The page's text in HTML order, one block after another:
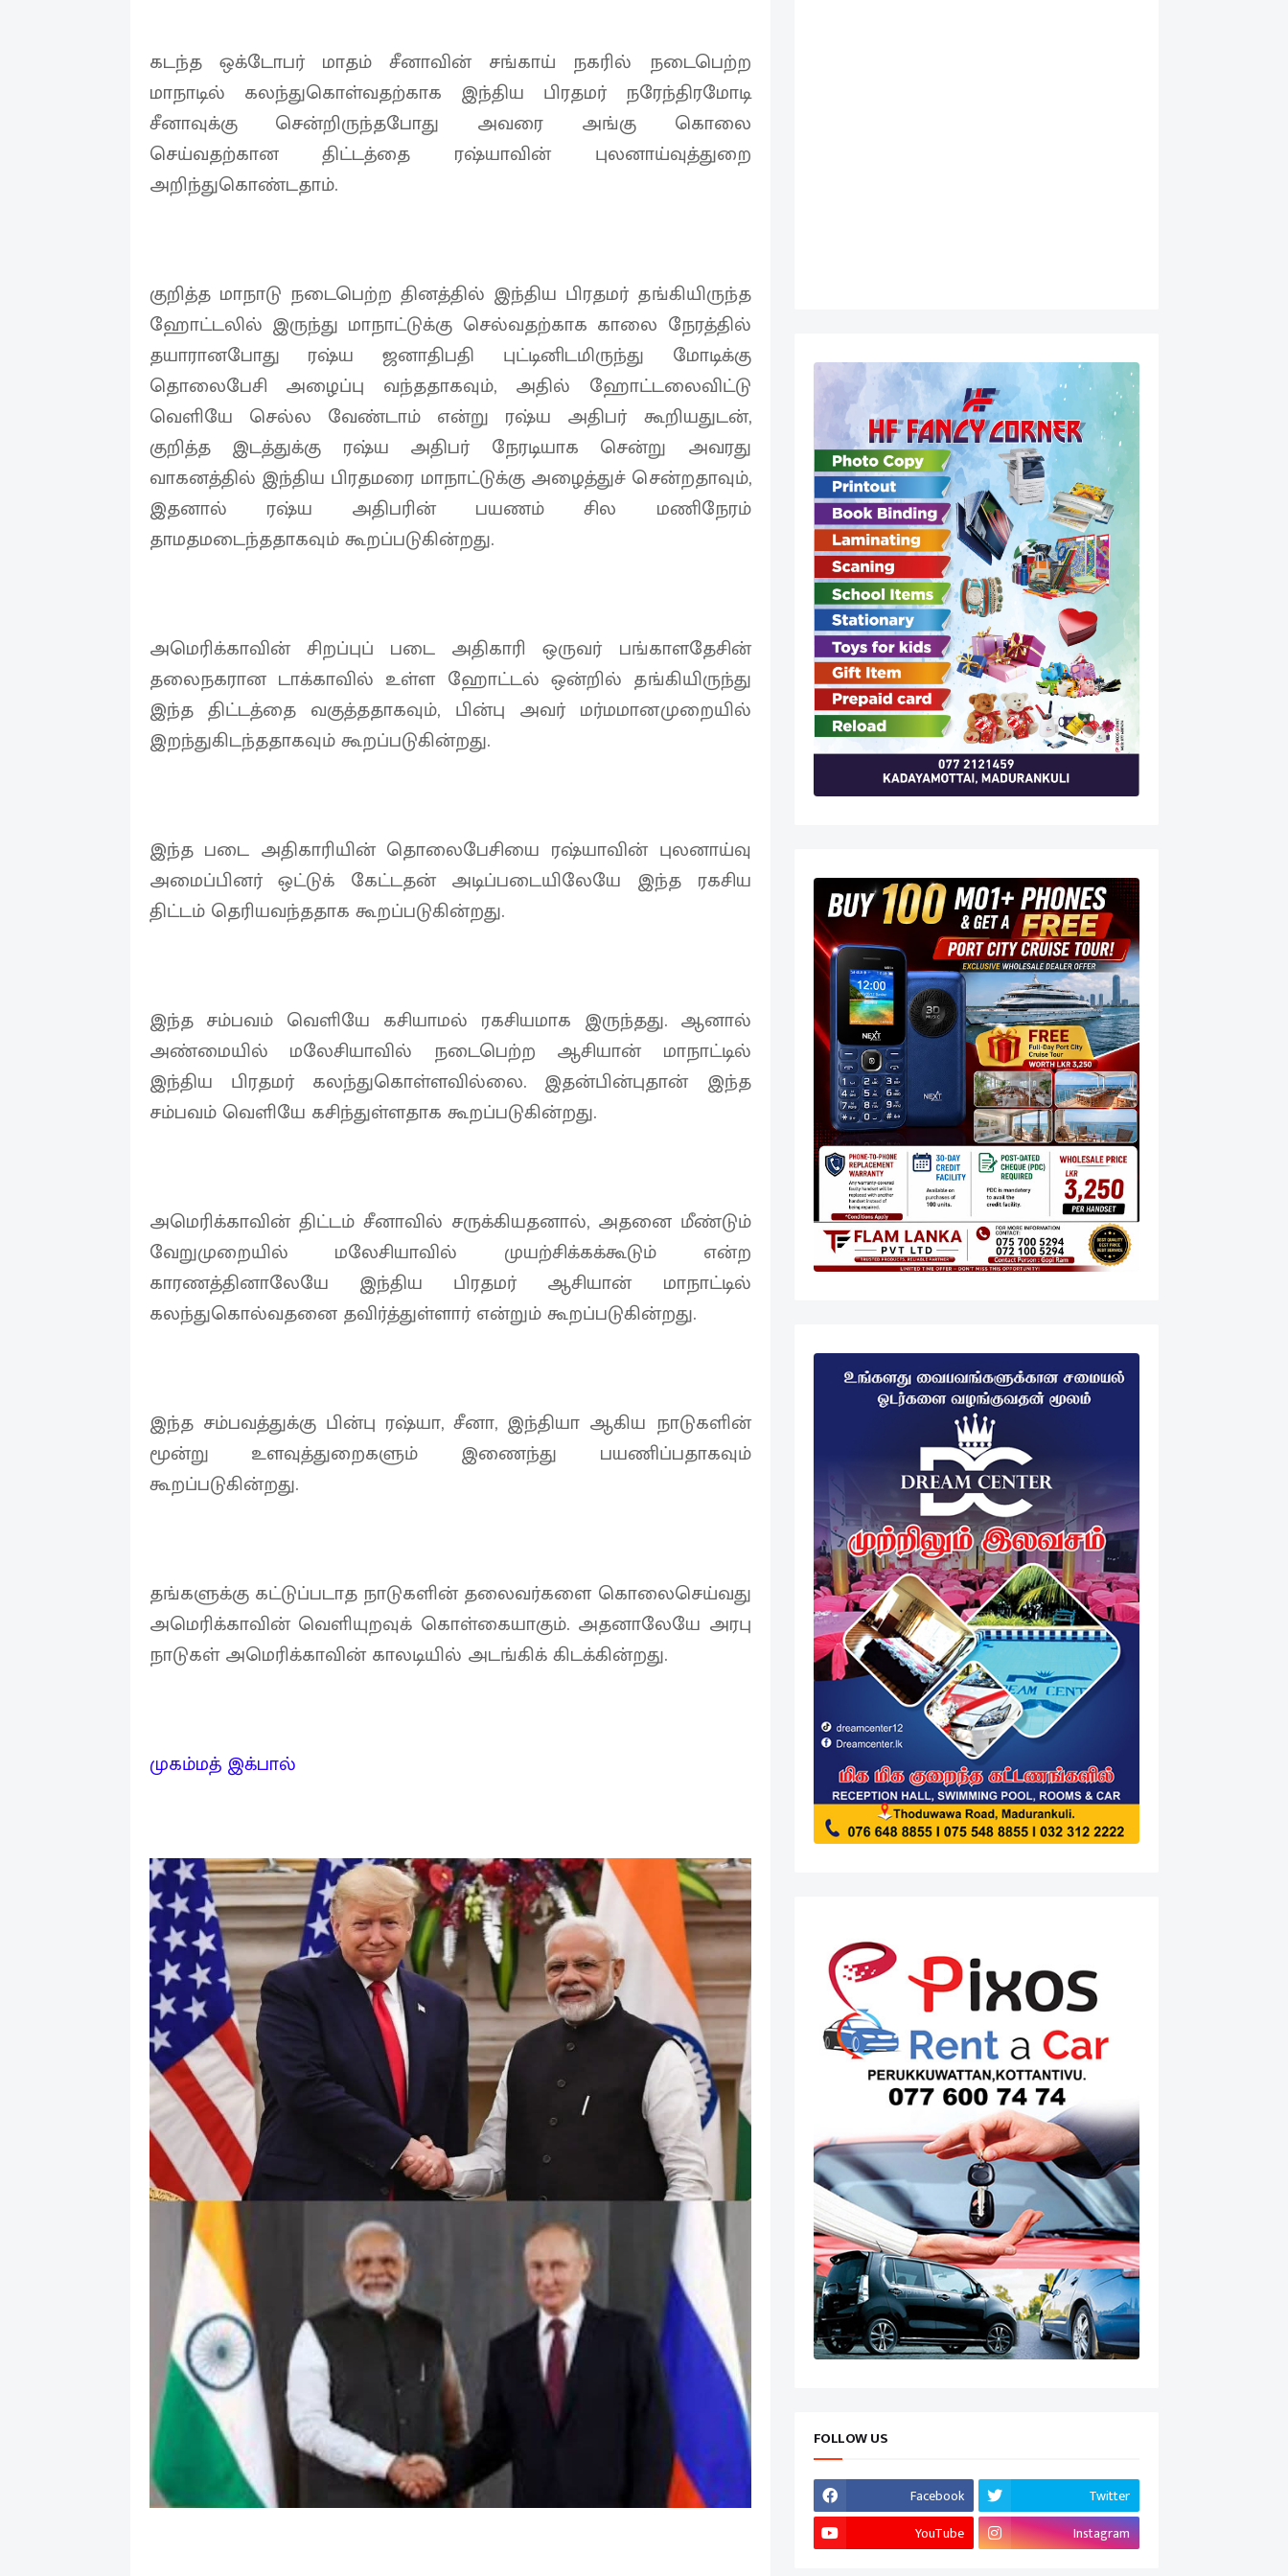
கடந்த ஒக்டோபர் மாதம் சீனாவின் சங்காய் நகரில் நடைபெற்ற
மாநாடில் கலந்துகொள்வதற்காக இந்திய பிரதமர் நரேந்திரமோடி
சீனாவுக்கு சென்றிருந்தபோது அவரை அங்கு கொலை
செய்வதற்கான திட்டத்தை ரஷ்யாவின் புலனாய்வுத்துறை
அறிந்துகொண்டதாம்.
குறித்த மாநாடு நடைபெற்ற தினத்தில் இந்திய பிரதமர் தங்கியிருந்த
ஹோட்டலில் இருந்து மாநாட்டுக்கு செல்வதற்காக காலை நேரத்தில்
தயாரானபோது ரஷ்ய ஜனாதிபதி புட்டினிடமிருந்து மோடிக்கு
தொலைபேசி அழைப்பு வந்ததாகவும், அதில் ஹோட்டலைவிட்டு
வெளியே செல்ல வேண்டாம் என்று ரஷ்ய அதிபர் கூறியதுடன்,
குறித்த இடத்துக்கு ரஷ்ய அதிபர் நேரடியாக சென்று அவரது
வாகனத்தில் இந்திய பிரதமரை மாநாட்டுக்கு அழைத்துச் சென்றதாவும்,
இதனால் ரஷ்ய அதிபரின் பயணம் சில மணிநேரம்
தாமதமடைந்ததாகவும் கூறப்படுகின்றது.
அமெரிக்காவின் சிறப்புப் படை அதிகாரி ஒருவர் பங்காளதேசின்
தலைநகரான டாக்காவில் உள்ள ஹோட்டல் ஒன்றில் தங்கியிருந்து
இந்த திட்டத்தை வகுத்ததாகவும், பின்பு அவர் மர்மமானமுறையில்
இறந்துகிடந்ததாகவும் கூறப்படுகின்றது.
இந்த படை அதிகாரியின் தொலைபேசியை ரஷ்யாவின் புலனாய்வு
அமைப்பினர் ஒட்டுக் கேட்டதன் அடிப்படையிலேயே இந்த ரகசிய
திட்டம் தெரியவந்ததாக கூறப்படுகின்றது.
இந்த சம்பவம் வெளியே கசியாமல் ரகசியமாக இருந்தது. ஆனால்
அண்மையில் மலேசியாவில் நடைபெற்ற ஆசியான் மாநாட்டில்
இந்திய பிரதமர் கலந்துகொள்ளவில்லை. இதன்பின்புதான் இந்த
சம்பவம் வெளியே கசிந்துள்ளதாக கூறப்படுகின்றது.
அமெரிக்காவின் திட்டம் சீனாவில் சருக்கியதனால், அதனை மீண்டும்
வேறுமுறையில் மலேசியாவில் முயற்சிக்கக்கூடும் என்ற
காரணத்தினாலேயே இந்திய பிரதமர் ஆசியான் மாநாட்டில்
கலந்துகொல்வதனை தவிர்த்துள்ளார் என்றும் கூறப்படுகின்றது.
இந்த சம்பவத்துக்கு பின்பு ரஷ்யா, சீனா, இந்தியா ஆகிய நாடுகளின்
மூன்று உளவுத்துறைகளும் இணைந்து பயணிப்பதாகவும்
கூறப்படுகின்றது.
தங்களுக்கு கட்டுப்படாத நாடுகளின் தலைவர்களை கொலைசெய்வது
அமெரிக்காவின் வெளியுறவுக் கொள்கையாகும். அதனாலேயே அரபு
நாடுகள் அமெரிக்காவின் காலடியில் அடங்கிக் கிடக்கின்றது.
முகம்மத் இக்பால்
FOLLOW US
Facebook
Twitter
YouTube
Instagram